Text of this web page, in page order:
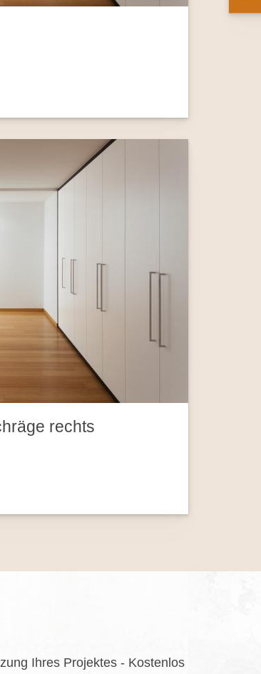
rechts
Ihres Projektes - Kostenlos